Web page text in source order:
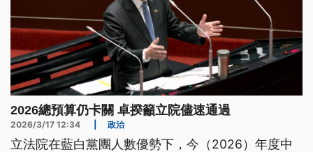
2026總預算仍卡關 卓揆籲立院儘速通過
2026/3/17 12:34 政治
立法院在藍白黨團人數優勢下，今（2026）年度中